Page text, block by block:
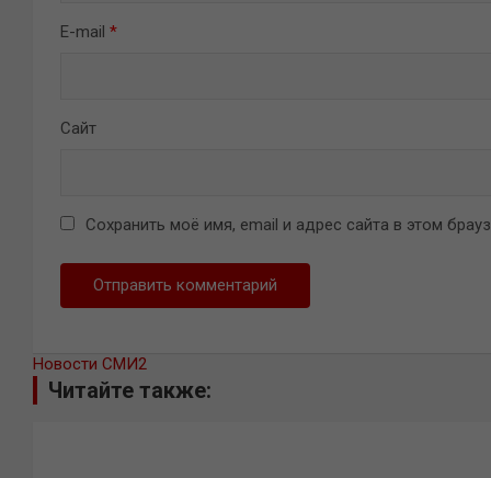
E-mail *
Сайт
Сохранить моё имя, email и адрес сайта в этом
Новости СМИ2
Читайте также: